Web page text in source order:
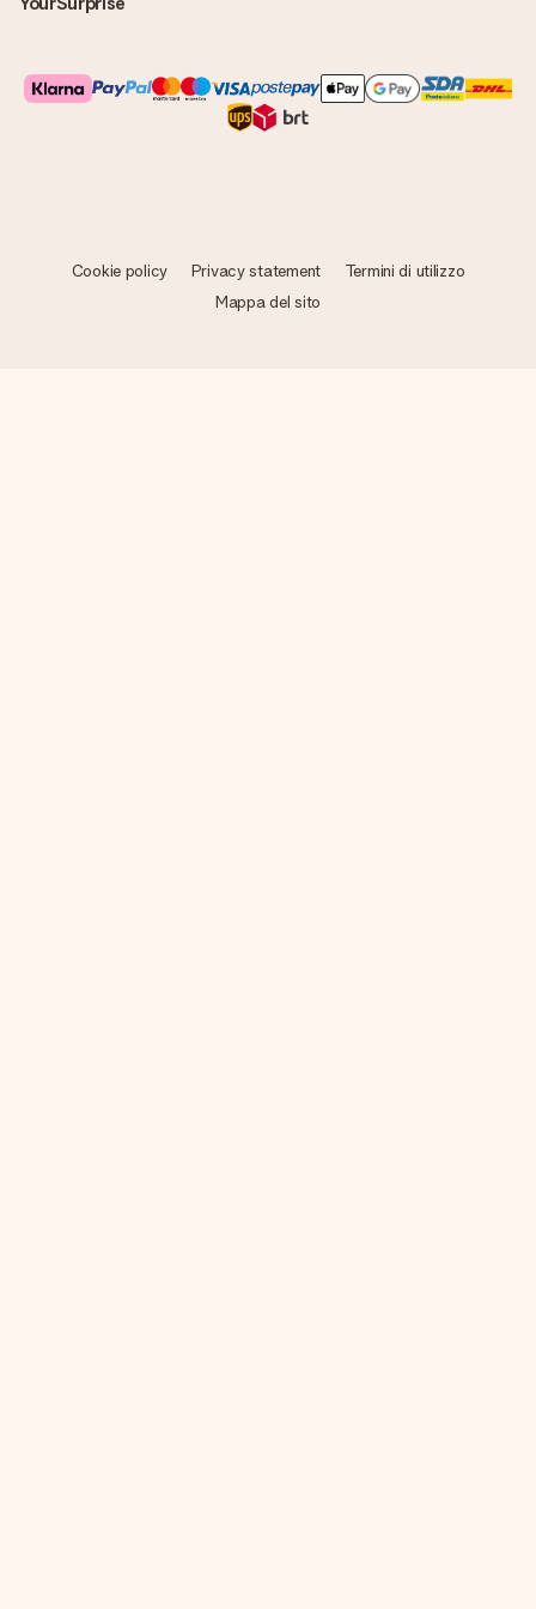
Cookie policy Privacy statement
Termini di utilizzo
Mappa del sito